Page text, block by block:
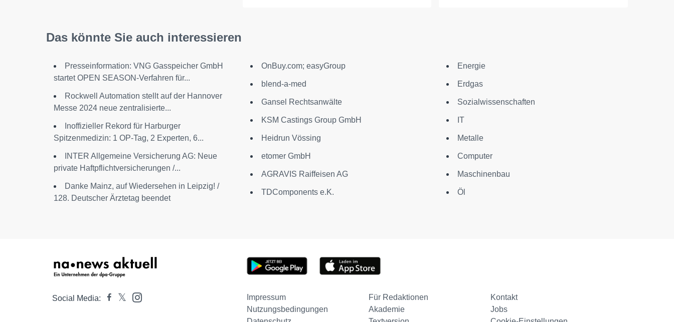
Das könnte Sie auch interessieren
Presseinformation: VNG Gasspeicher GmbH
startet OPEN SEASON-Verfahren für...
Rockwell Automation stellt auf der Hannover
Messe 2024 neue zentralisierte...
Inoffizieller Rekord für Harburger
Spitzenmedizin: 1 OP-Tag, 2 Experten, 6...
INTER Allgemeine Versicherung AG: Neue
private Haftpflichtversicherungen /...
Danke Mainz, auf Wiedersehen in Leipzig! /
128. Deutscher Ärztetag beendet
OnBuy.com; easyGroup
blend-a-med
Gansel Rechtsanwälte
KSM Castings Group GmbH
Heidrun Vössing
etomer GmbH
AGRAVIS Raiffeisen AG
TDComponents e.K.
Energie
Erdgas
Sozialwissenschaften
IT
Metalle
Computer
Maschinenbau
Öl
Social Media: Impressum Für Redaktionen
Kontakt
Nutzungsbedingungen
Akademie
Jobs